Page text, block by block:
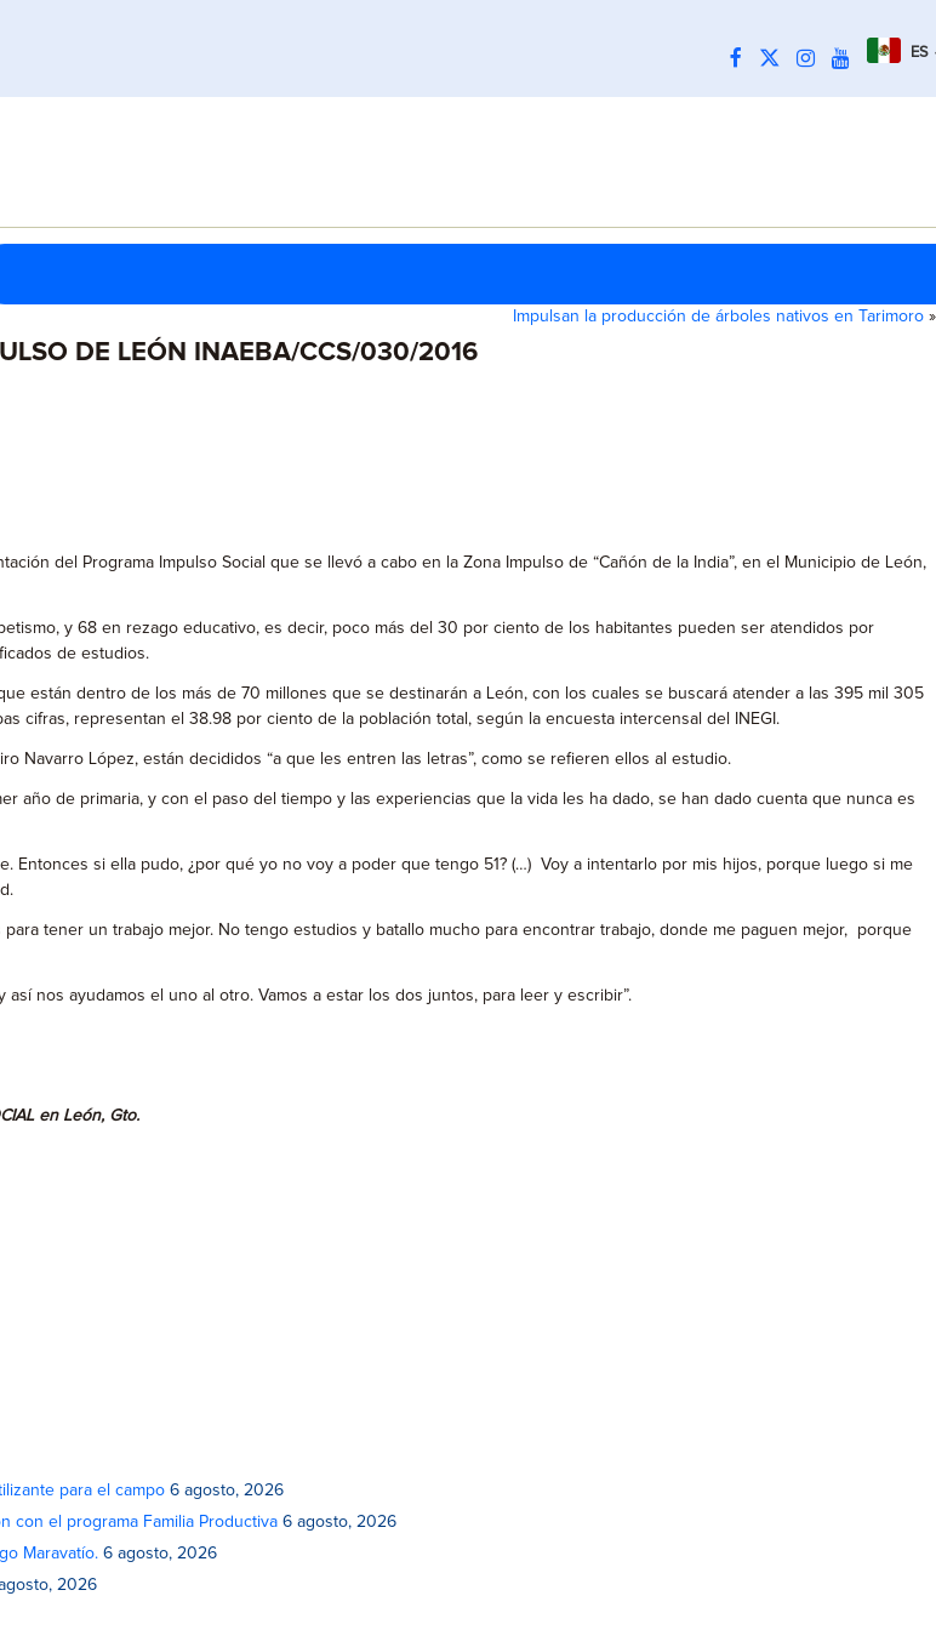
ES
Impulsan la producción de árboles nativos en Tarimoro »
DE LEÓN INAEBA/CCS/030/2016
del Programa Impulso Social que se llevó a cabo en la Zona Impulso de “Cañón de la India”, en el Municipio de León,
y 68 en rezago educativo, es decir, poco más del 30 por ciento de los habitantes pueden ser atendidos por
de estudios.
están dentro de los más de 70 millones que se destinarán a León, con los cuales se buscará atender a las 395 mil 305
cifras, representan el 38.98 por ciento de la población total, según la encuesta intercensal del INEGI.
Navarro López, están decididos “a que les entren las letras”, como se refieren ellos al estudio.
año de primaria, y con el paso del tiempo y las experiencias que la vida les ha dado, se han dado cuenta que nunca es
si ella pudo, ¿por qué yo no voy a poder que tengo 51? (…) Voy a intentarlo por mis hijos, porque luego si me
tener un trabajo mejor. No tengo estudios y batallo mucho para encontrar trabajo, donde me paguen mejor, porque
nos ayudamos el uno al otro. Vamos a estar los dos juntos, para leer y escribir”.
en León, Gto.
para el campo 6 agosto, 2026
con el programa Familia Productiva 6 agosto, 2026
Maravatío. 6 agosto, 2026
2026